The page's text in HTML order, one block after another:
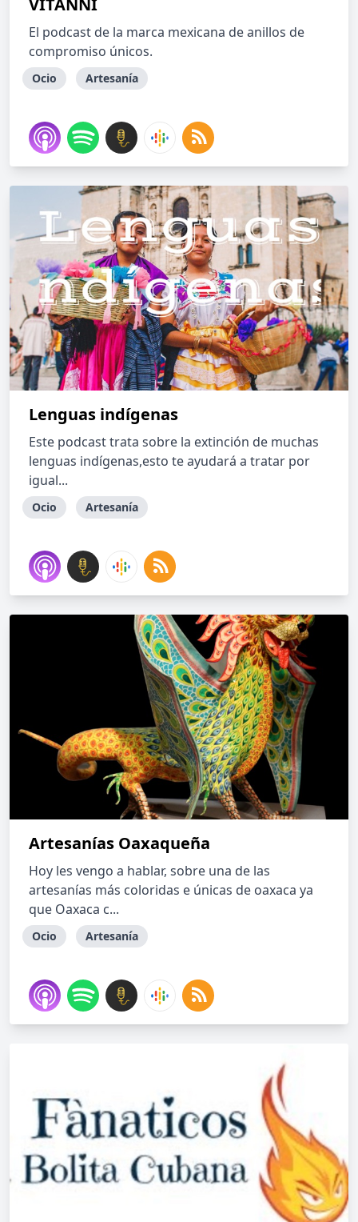
VITANNI
El podcast de la marca mexicana de anillos de
compromiso únicos.
Ocio Artesanía
Lenguas indígenas
Este podcast trata sobre la extinción de muchas
lenguas indígenas,esto te ayudará a tratar por
igual...
Ocio Artesanía
Artesanías Oaxaqueña
Hoy les vengo a hablar, sobre una de las
artesanías más coloridas e únicas de oaxaca ya
que Oaxaca c...
Ocio Artesanía